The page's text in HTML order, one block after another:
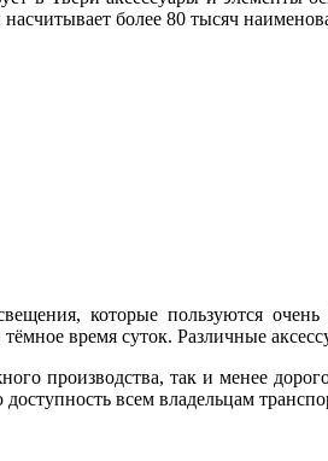
более 80 тысяч
которые пользуются
время суток. Различные
производства, так и менее
всем владельцам